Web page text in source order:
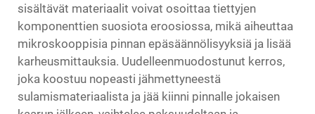
sisältävät materiaalit voivat osoittaa tiettyjen
komponenttien suosiota eroosiossa, mikä aiheuttaa
mikroskooppisia pinnan epäsäännölisyyksiä ja lisää
karheusmittauksia. Uudelleenmuodostunut kerros,
joka koostuu nopeasti jähmettyneestä
sulamismateriaalista ja jää kiinni pinnalle jokaisen